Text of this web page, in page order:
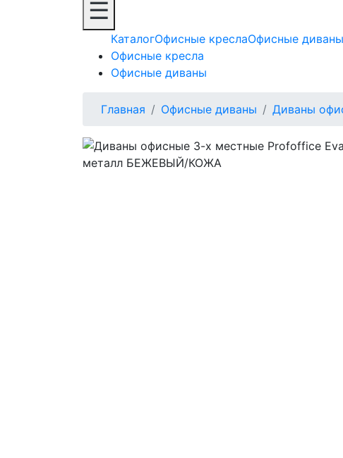
☰
КаталогОфисные креслаОфисные диваны
Офисные кресла
Офисные диваны
Главная Офисные диваны Диваны